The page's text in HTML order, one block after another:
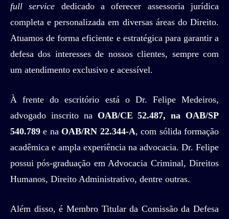
full service dedicado a oferecer assessoria jurídica
completa e personalizada em diversas áreas do Direito.
Atuamos de forma eficiente e estratégica para garantir a
defesa dos interesses de nossos clientes, sempre com
um atendimento exclusivo e acessível.
À frente do escritório está o Dr. Felipe Medeiros,
advogado inscrito na OAB/CE 52.487, na OAB/SP
540.789e na OAB/RN 22.344-A, com sólida formação
acadêmica e ampla experiência na advocacia. Dr. Felipe
possui pós-graduação em Advocacia Criminal, Direitos
Humanos, Direito Administrativo, dentre outras.
Além disso, é Membro Titular da Comissão da Defesa